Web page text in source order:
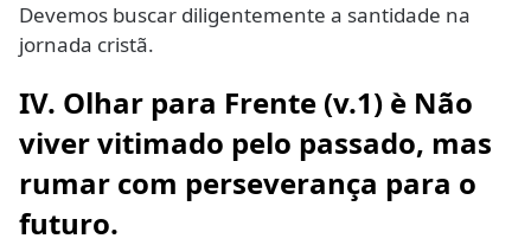
Devemos buscar diligentemente a santidade na
jornada cristã.
IV. Olhar para Frente (v.1) è Não
viver vitimado pelo passado, mas
rumar com perseverança para o
futuro.